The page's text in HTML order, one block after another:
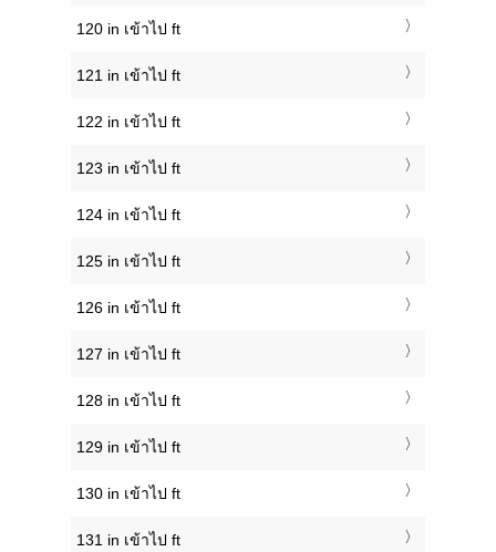
120 in เข้าไป ft
121 in เข้าไป ft
122 in เข้าไป ft
123 in เข้าไป ft
124 in เข้าไป ft
125 in เข้าไป ft
126 in เข้าไป ft
127 in เข้าไป ft
128 in เข้าไป ft
129 in เข้าไป ft
130 in เข้าไป ft
131 in เข้าไป ft